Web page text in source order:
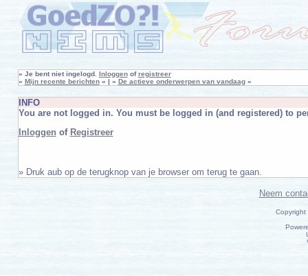
» Je bent niet ingelogd. Inloggenofregistreer
» Mijn recente berichten« | » De actieve onderwerpen van vandaag«
INFO
You are not logged in. You must be logged in (and registered) to
Inloggen of Registreer
» Druk aub op de terugknop van je browser om terug te gaan.
Neem
Copyright